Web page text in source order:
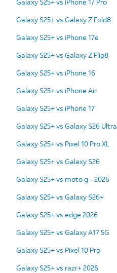
Galaxy S25+ vs Galaxy Z Fold8
Galaxy S25+ vs iPhone 17e
Galaxy S25+ vs Galaxy Z Flip8
Galaxy S25+ vs iPhone 16
Galaxy S25+ vs iPhone Air
Galaxy S25+ vs iPhone 17
Galaxy S25+ vs Galaxy S26 Ultra
Galaxy S25+ vs Pixel 10 Pro XL
Galaxy S25+ vs Galaxy S26
Galaxy S25+ vs moto g - 2026
Galaxy S25+ vs Galaxy S26+
Galaxy S25+ vs edge 2026
Galaxy S25+ vs Galaxy A17 5G
Galaxy S25+ vs Pixel 10 Pro
Galaxy S25+ vs razr+ 2026